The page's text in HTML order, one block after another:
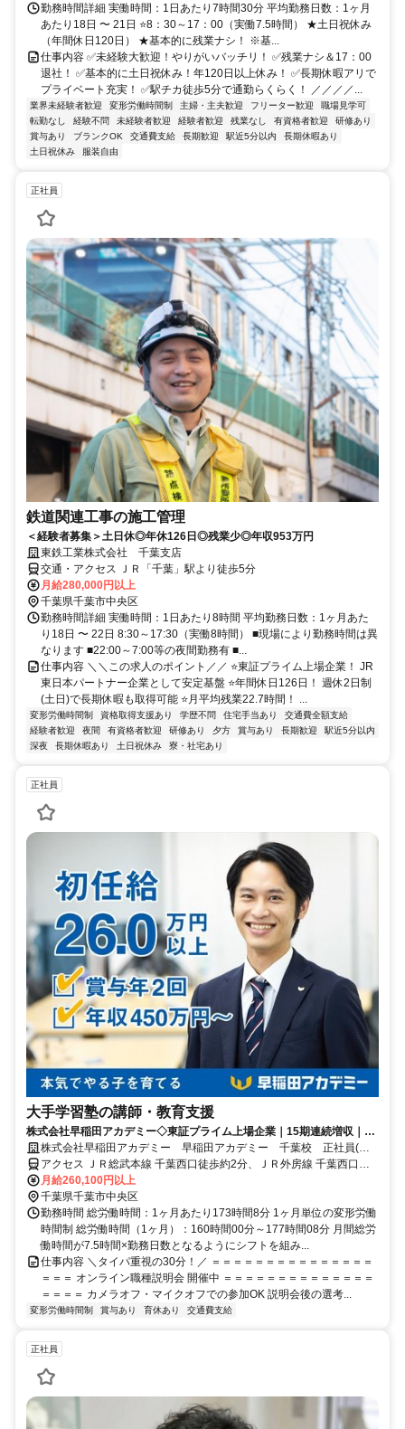
勤務時間詳細 実働時間：1日あたり7時間30分 平均勤務日数：1ヶ月
あたり18日 〜 21日 ⭐8：30～17：00（実働7.5時間） ★土日祝休み
（年間休日120日） ★基本的に残業ナシ！ ※基...
仕事内容 ✅未経験大歓迎！やりがいバッチリ！ ✅残業ナシ＆17：00
退社！ ✅基本的に土日祝休み！年120日以上休み！ ✅長期休暇アリで
プライベート充実！ ✅駅チカ徒歩5分で通勤らくらく！ ／／／／...
業界未経験者歓迎 変形労働時間制 主婦・主夫歓迎 フリーター歓迎
職場見学可
転勤なし
経験不問 未経験者歓迎 経験者歓迎 残業なし 有資格者歓迎
研修あり
賞与あり
ブランクOK 交通費支給 長期歓迎 駅近5分以内
長期休暇あり
土日祝休み
服装自由
正社員
鉄道関連工事の施工管理
＜経験者募集＞土日休◎年休126日◎残業少◎年収953万円
東鉄工業株式会社 千葉支店
交通・アクセス ＪＲ「千葉」駅より徒歩5分
月給280,000円以上
千葉県千葉市中央区
勤務時間詳細 実働時間：1日あたり8時間 平均勤務日数：1ヶ月あた
り18日 〜 22日 8:30～17:30（実働8時間） ■現場により勤務時間は異
なります ■22:00～7:00等の夜間勤務有 ■...
仕事内容 ＼＼この求人のポイント／／ ⭐東証プライム上場企業！ JR
東日本パートナー企業として安定基盤 ⭐年間休日126日！ 週休2日制
(土日)で長期休暇も取得可能 ⭐月平均残業22.7時間！ ...
変形労働時間制 資格取得支援あり 学歴不問 住宅手当あり
交通費全額支給
経験者歓迎
夜間 有資格者歓迎 研修あり 夕方 賞与あり 長期歓迎
駅近5分以内
深夜
長期休暇あり 土日祝休み 寮・社宅あり
正社員
大手学習塾の講師・教育支援
株式会社早稲田アカデミー◇東証プライム上場企業｜15期連続増収｜本
気でやる子を育てる
株式会社早稲田アカデミー 早稲田アカデミー 千葉校 正社員(講
師職)
アクセス ＪＲ総武本線 千葉西口徒歩約2分、ＪＲ外房線 千葉西口徒
歩約2分、京成千葉線 京成千葉西口徒歩約5分
月給260,100円以上
千葉県千葉市中央区
勤務時間 総労働時間：1ヶ月あたり173時間8分 1ヶ月単位の変形労働
時間制 総労働時間（1ヶ月）：160時間00分～177時間08分 月間総労
働時間が7.5時間×勤務日数となるようにシフトを組み...
仕事内容 ＼タイパ重視の30分！／ ＝＝＝＝＝＝＝＝＝＝＝＝＝＝＝
＝＝＝ オンライン職種説明会 開催中 ＝＝＝＝＝＝＝＝＝＝＝＝＝＝
＝＝＝＝ カメラオフ・マイクオフでの参加OK 説明会後の選考...
変形労働時間制 賞与あり 育休あり 交通費支給
正社員